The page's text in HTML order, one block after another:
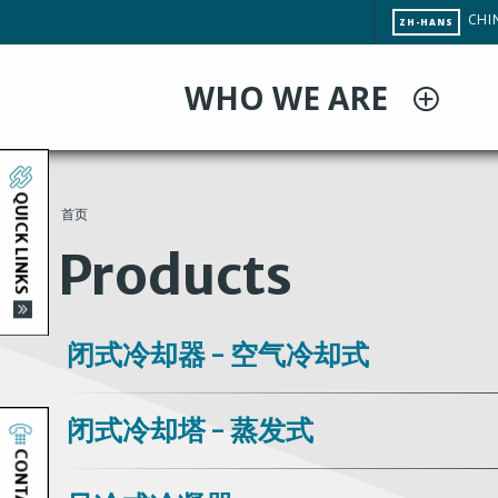
转
内
容
SITE
ZH-HANS
WHO WE ARE
You
are
here
首页
Products
闭式冷却器 - 空气冷却式
闭式冷却塔 - 蒸发式
QUICK LINKS